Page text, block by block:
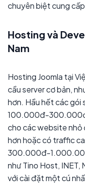
chuyên biệt cung
Hosting và
Nam
Hosting Joomla tại
cầu server cơ bản,
hơn. Hầu hết các gói
100.000đ-300.000đ
cho các website nhỏ
hơn hoặc có traffic
300.000đ-
như Tino Host, INET,
với cài đặt một cú